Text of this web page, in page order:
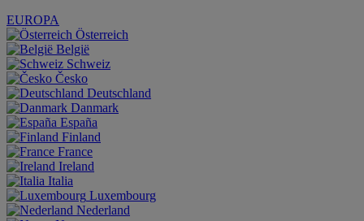
EUROPA
Österreich
België
Schweiz
Česko
Deutschland
Danmark
España
Finland
France
Ireland
Italia
Luxembourg
Nederland